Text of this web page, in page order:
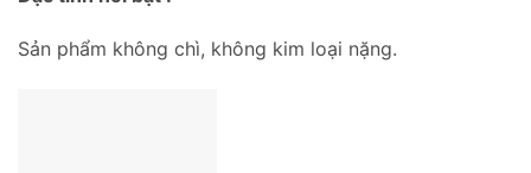
Sản phẩm không chì, không kim loại nặng.